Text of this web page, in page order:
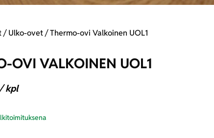
/Ulko-ovet/ Thermo-ovi Valkoinen UOL1
OVI VALKOINEN UOL1
kpl